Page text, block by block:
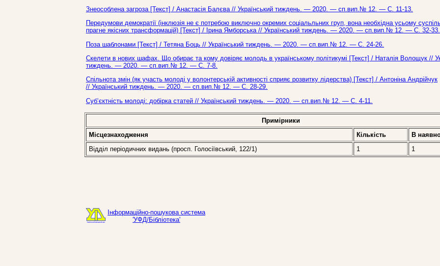
Знеособлена загроза [Текст] / Анастасія Балєва // Український тиждень. — 2020. — сп.вип.№ 12. — С. 11-13.
Передумови демократії (інклюзія не є потребою виключно окремих соціальльних груп, вона необхідна усьому
прагне якісних трансформацій) [Текст] / Ірина Ямборська // Український тиждень. — 2020. — сп.вип.№ 12. — С. 32-33.
Поза шаблонами [Текст] / Тетяна Боць // Український тиждень. — 2020. — сп.вип.№ 12. — С. 24-26.
Скелети в нових шафах. Що обирає та кому довіряє молодь в українському політикумі [Текст] / Наталія Волощук //
тиждень. — 2020. — сп.вип.№ 12. — С. 7-8.
Спільнота змін (як участь молоді у волонтерській активності сприяє розвитку лідерства) [Текст] / Антоніна Андрійчук
// Український тиждень. — 2020. — сп.вип.№ 12. — С. 28-29.
Суб‘єктність молоді: добірка статей // Український тиждень. — 2020. — сп.вип.№ 12. — С. 4-11.
Примірники
Місцезнаходження
Кількість
В
Відділ періодичних видань (просп. Голосіївський, 122/1)
1 1
Інформаційно-пошукова система
'УФД/Бібліотека'